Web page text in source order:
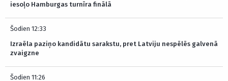
iesoļo Hamburgas turnīra finālā
Šodien 12:33
Izraēla paziņo kandidātu sarakstu, pret Latviju nespēlēs galvenā
zvaigzne
Šodien 11:26